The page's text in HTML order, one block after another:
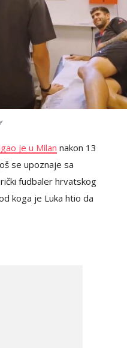
je u Milan nakon 13
se upoznaje sa
fudbaler hrvatskog
koga je Luka htio da